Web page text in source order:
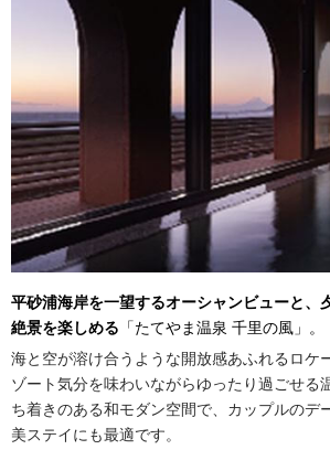
平砂浦海岸を一望するオーシャンビューと、
絶景を楽しめる 「たてやま温泉 千里の風」。
海と空が溶け合うような開放感あふれるロケ
ゾート気分を味わいながらゆったり過ごせる
ち着きのある和モダン空間で、カップルのデ
美ステイにも最適です。